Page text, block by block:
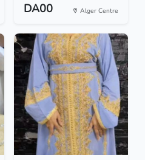
DA00 Alger Centre